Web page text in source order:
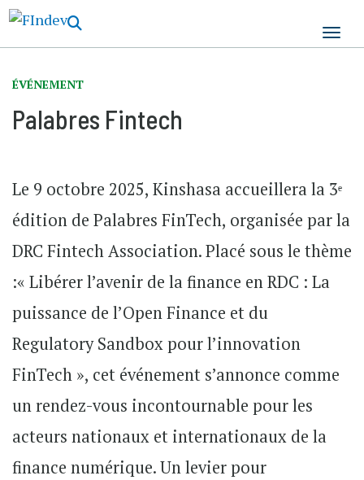
ÉVÉNEMENT
Palabres Fintech
Le 9 octobre 2025, Kinshasa accueillera la 3ᵉ
édition de Palabres FinTech, organisée par la
DRC Fintech Association. Placé sous le thème
:« Libérer l’avenir de la finance en RDC : La
puissance de l’Open Finance et du
Regulatory Sandbox pour l’innovation
FinTech », cet événement s’annonce comme
un rendez-vous incontournable pour les
acteurs nationaux et internationaux de la
finance numérique. Un levier pour